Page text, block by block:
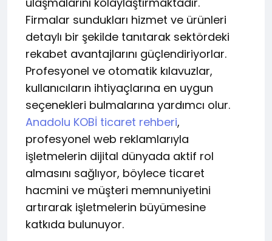
Firmalar sundukları hizmet ve ürünleri
detaylı bir şekilde tanıtarak sektördeki
rekabet avantajlarını güçlendiriyorlar.
Profesyonel ve otomatik kılavuzlar,
kullanıcıların ihtiyaçlarına en uygun
seçenekleri bulmalarına yardımcı olur.
Anadolu KOBİ ticaret rehberi,
profesyonel web reklamlarıyla
işletmelerin dijital dünyada aktif rol
almasını sağlıyor, böylece ticaret
hacmini ve müşteri memnuniyetini
artırarak işletmelerin büyümesine
katkıda bulunuyor.